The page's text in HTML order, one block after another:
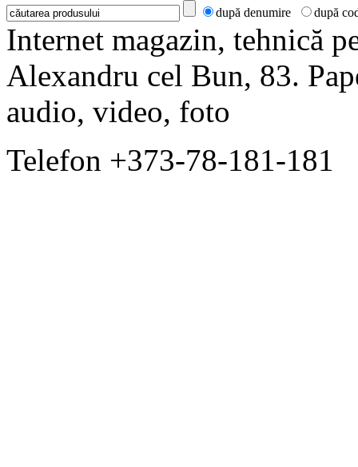
după denumire după
Internet magazin, tehnică
Alexandru cel Bun, 83.
audio, video, foto
Telefon +373-78-181-181